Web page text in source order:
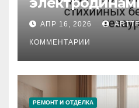
влияние
стихийных
тезауруса
АПР 16, 2026
КОММЕНТАРИИ
РЕМОНТ И ОТДЕЛКА